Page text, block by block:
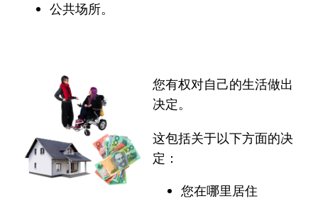
公共场所。
您有权对自己的生活做出
决定。
这包括关于以下方面的决
定：
您在哪里居住